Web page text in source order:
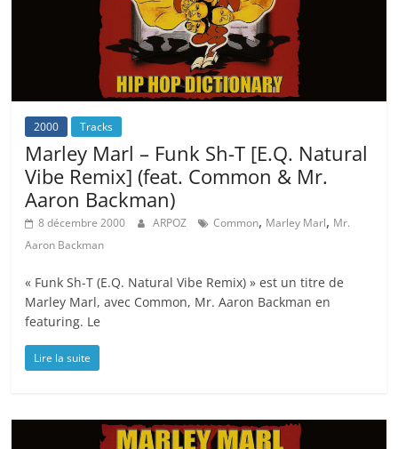
2000 Tracks
Marley Marl – Funk Sh-T [E.Q. Natural
Vibe Remix] (feat. Common & Mr.
Aaron Backman)
8 décembre 2000 ARPOZ Common, Marley Marl, Mr.
Aaron Backman
« Funk Sh-T (E.Q. Natural Vibe Remix) » est un titre de
Marley Marl, avec Common, Mr. Aaron Backman en
featuring. Le
Lire la suite